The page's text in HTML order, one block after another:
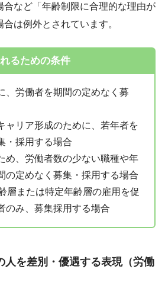
合など「年齢制限に合理的な理由が
は例外とされています。
るための条件
、労働者を期間の定めなく募
ャリア形成のために、若年者を
・採用する場合
め、労働者数の少ない職種や年
の定めなく募集・採用する場合
層または特定年齢層の雇用を促
のみ、募集採用する場合
を差別・優遇する表現（労働